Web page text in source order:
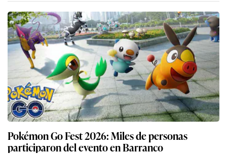
Pokémon Go Fest 2026: Miles de personas
participaron del evento en Barranco